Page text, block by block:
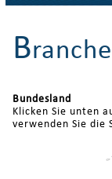
B
Bundesland
Klicken Sie unten
verwenden Sie die